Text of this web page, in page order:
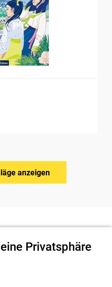
anzeigen
Privatsphäre